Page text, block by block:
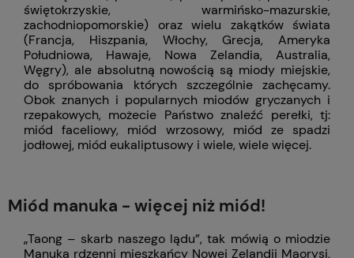
świętokrzyskie, warmińsko-mazurskie,
zachodniopomorskie) oraz wielu zakątków świata
(Francja, Hiszpania, Włochy, Grecja, Ameryka
Południowa, Hawaje, Nowa Zelandia, Australia,
Węgry), ale absolutną nowością są miody miejskie,
do spróbowania których szczególnie zachęcamy.
Obok znanych i popularnych miodów gryczanych i
rzepakowych, możecie Państwo znaleźć perełki, tj:
miód faceliowy, miód wrzosowy, miód ze spadzi
jodłowej, miód eukaliptusowy i wiele, wiele więcej.
Miód manuka - więcej niż miód!
„Taong – skarb naszego lądu”, tak mówią o miodzie
Manuka rdzenni mieszkańcy Nowej Zelandii Maorysi,